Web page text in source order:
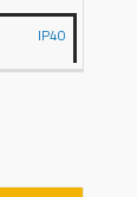
IP40